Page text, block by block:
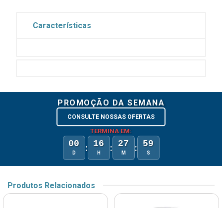
Características
PROMOÇÃO DA SEMANA
CONSULTE NOSSAS OFERTAS
TERMINA EM:
00
D : 16
H : 27
M : 59
S
Produtos Relacionados